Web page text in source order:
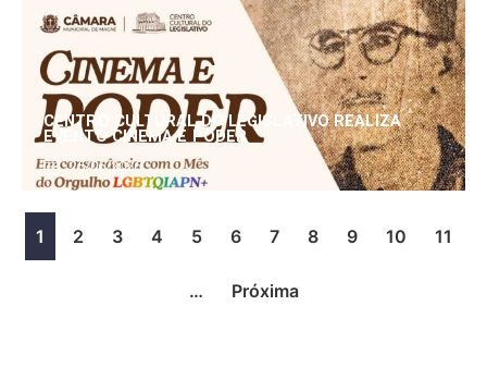
CENTRO CULTURAL DO LEGISLATIVO REALIZA
EVENTO CINEMA E PODER
25/06/2026
1 2 3 4 5 6 7 8 9 10 11
… Próxima